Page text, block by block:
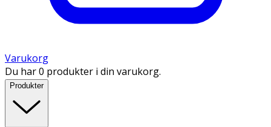
Varukorg
Du har 0 produkter i din varukorg.
Produkter